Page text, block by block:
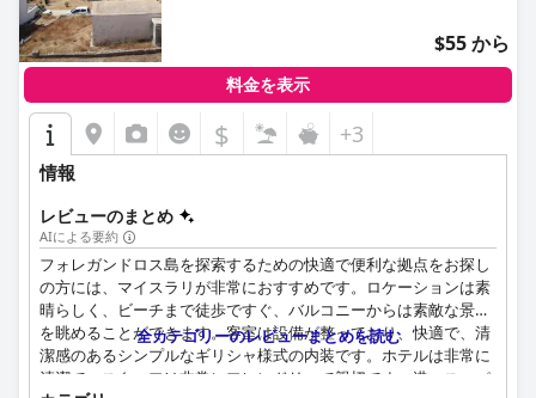
$55 から
料金を表示
$ +3
情報
レビューのまとめ
AIによる要約
フォレガンドロス島を探索するための快適で便利な拠点をお探し
の方には、マイスラリが非常におすすめです。ロケーションは素
晴らしく、ビーチまで徒歩ですぐ、バルコニーからは素敵な景色
を眺めることができます。客室は設備が整っており、快適で、清
潔感のあるシンプルなギリシャ様式の内装です。ホテルは非常に
清潔で、スタッフは非常にフレンドリーで親切です。港、スーパ
全カテゴリーのレビューまとめを読む